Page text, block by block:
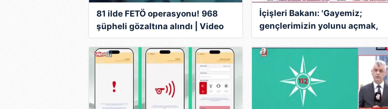
81 ilde FETÖ operasyonu! 968
şüpheli gözaltına alındı | Video
İçişleri Bakanı: 'Gayemiz;
gençlerimizin yolunu açmak,
Türkiye'nin huzurunu tahkim
etmek'